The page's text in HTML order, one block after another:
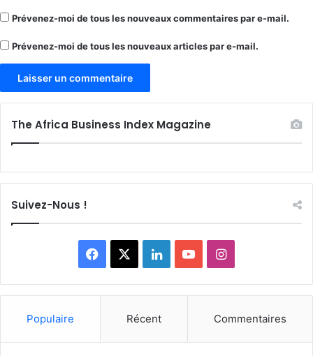
Prévenez-moi de tous les nouveaux commentaires par e-mail.
Prévenez-moi de tous les nouveaux articles par e-mail.
The Africa Business Index Magazine
Suivez-Nous !
Facebook LinkedinYouTubeInstagram
Populaire Récent Commentaires